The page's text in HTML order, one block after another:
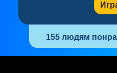
155 людям